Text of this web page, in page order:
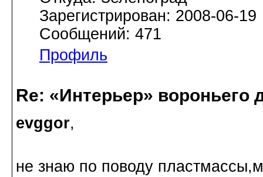
Зарегистрирован: 2008-06-19
Сообщений: 471
Профиль
Re: «Интерьер» вороньего
evggor,
не знаю по поводу